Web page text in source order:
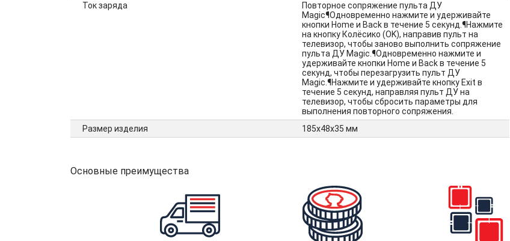
Ток заряда
Повторное сопряжение пульта ДУ
Magic¶Одновременно нажмите и удерживайте
кнопки Home и Back в течение 5 секунд.¶Нажмите
на кнопку Колёсико (OK), направив пульт на
телевизор, чтобы заново выполнить сопряжение
пульта ДУ Magic.¶Одновременно нажмите и
удерживайте кнопки Home и Back в течение 5
секунд, чтобы перезагрузить пульт ДУ
Magic.¶Нажмите и удерживайте кнопку Exit в
течение 5 секунд, направляя пульт ДУ на
телевизор, чтобы сбросить параметры для
выполнения повторного сопряжения.
Размер изделия
185х48х35 мм
Основные преимущества